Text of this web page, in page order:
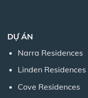
DỰ ÁN
Narra Residences
Linden Residences
Cove Residences